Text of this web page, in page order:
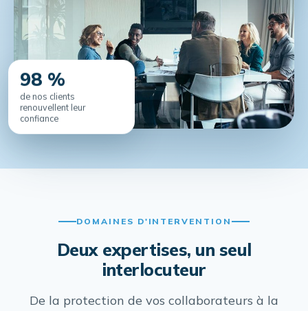
98 %
de nos clients
renouvellent leur
confiance
DOMAINES D'INTERVENTION
Deux expertises, un seul
interlocuteur
De la protection de vos collaborateurs à la